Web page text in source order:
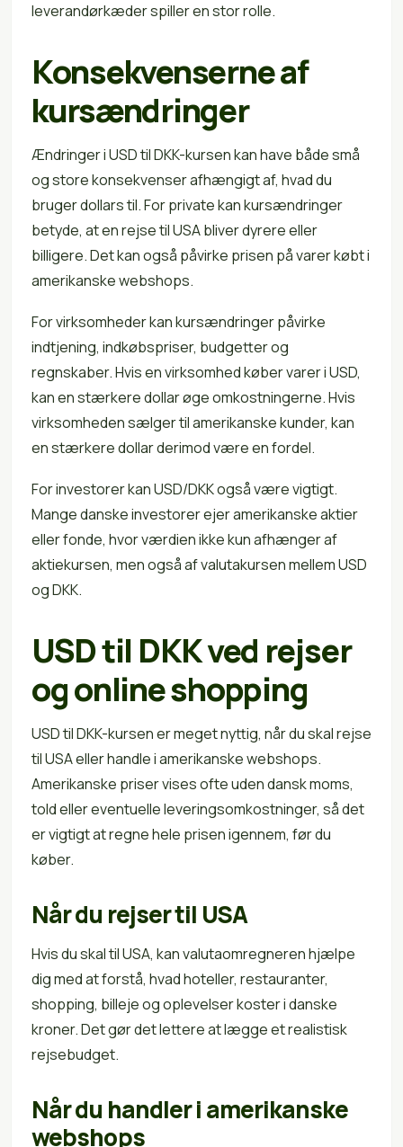
leverandørkæder spiller en stor rolle.
Konsekvenserne af
kursændringer
Ændringer i USD til DKK-kursen kan have både små
og store konsekvenser afhængigt af, hvad du
bruger dollars til. For private kan kursændringer
betyde, at en rejse til USA bliver dyrere eller
billigere. Det kan også påvirke prisen på varer købt i
amerikanske webshops.
For virksomheder kan kursændringer påvirke
indtjening, indkøbspriser, budgetter og
regnskaber. Hvis en virksomhed køber varer i USD,
kan en stærkere dollar øge omkostningerne. Hvis
virksomheden sælger til amerikanske kunder, kan
en stærkere dollar derimod være en fordel.
For investorer kan USD/DKK også være vigtigt.
Mange danske investorer ejer amerikanske aktier
eller fonde, hvor værdien ikke kun afhænger af
aktiekursen, men også af valutakursen mellem USD
og DKK.
USD til DKK ved rejser
og online shopping
USD til DKK-kursen er meget nyttig, når du skal rejse
til USA eller handle i amerikanske webshops.
Amerikanske priser vises ofte uden dansk moms,
told eller eventuelle leveringsomkostninger, så det
er vigtigt at regne hele prisen igennem, før du
køber.
Når du rejser til USA
Hvis du skal til USA, kan valutaomregneren hjælpe
dig med at forstå, hvad hoteller, restauranter,
shopping, billeje og oplevelser koster i danske
kroner. Det gør det lettere at lægge et realistisk
rejsebudget.
Når du handler i amerikanske
webshops